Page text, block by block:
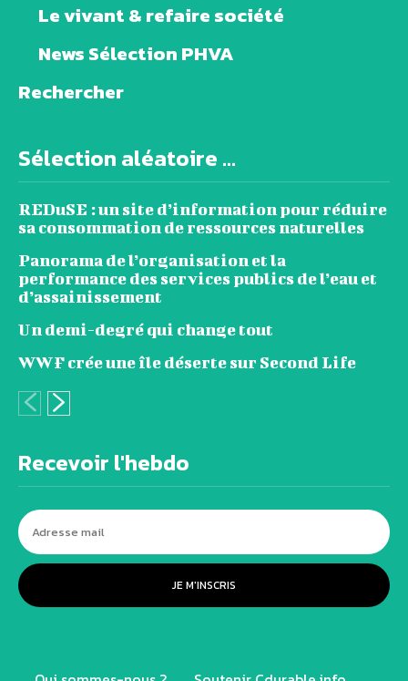
Le vivant & refaire société
News Sélection PHVA
Rechercher
Sélection aléatoire ...
REDuSE : un site d’information pour réduire
sa consommation de ressources naturelles
Panorama de l’organisation et la
performance des services publics de l’eau et
d’assainissement
Un demi-degré qui change tout
WWF crée une île déserte sur Second Life
Recevoir l'hebdo
JE M'INSCRIS